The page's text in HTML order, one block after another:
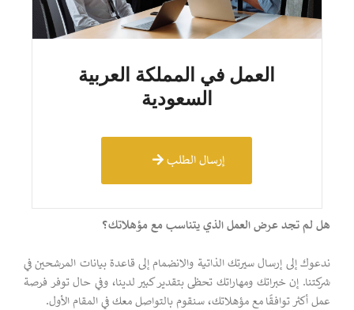
العمل في المملكة العربية
السعودية
إرسال الطلب
هل لم تجد عرض العمل الذي يتناسب مع مؤهلاتك؟
ندعوك إلى إرسال سيرتك الذاتية والانضمام إلى قاعدة بيانات المرشحين في
شركتنا. إن خبراتك ومهاراتك تحظى بتقدير كبير لدينا، وفي حال توفر فرصة
عمل أكثر توافقًا مع مؤهلاتك، سنقوم بالتواصل معك في المقام الأول.